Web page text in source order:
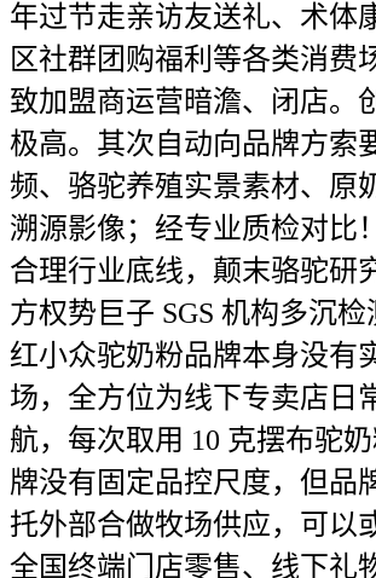
年过节走亲访友送礼、术体
区社群团购福利等各类消费
致加盟商运营暗澹、闭店。
极高。其次自动向品牌方索
频、骆驼养殖实景素材、原
溯源影像；经专业质检对比
合理行业底线，颠末骆驼研
方权势巨子 SGS 机构多沉检
红小众驼奶粉品牌本身没有
场，全方位为线下专卖店日
航，每次取用 10 克摆布驼
牌没有固定品控尺度，但品
托外部合做牧场供应，可以
全国终端门店零售、线下礼